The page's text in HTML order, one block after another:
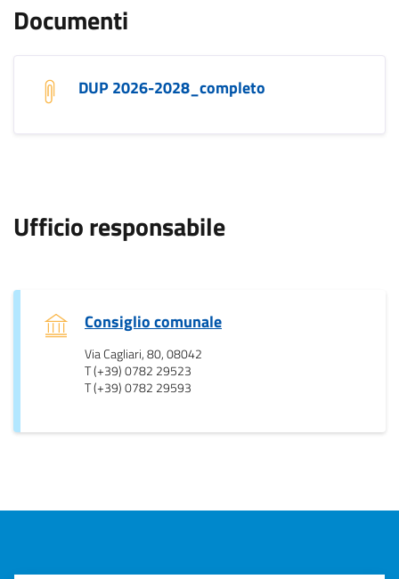
Documenti
DUP 2026-2028_completo
Ufficio responsabile.
Consiglio comunale.
Via Cagliari, 80, 08042
T (+39) 0782 29523
T (+39) 0782 29593